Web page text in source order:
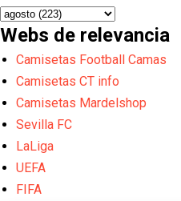
Webs de relevancia
Camisetas Football Camas
Camisetas CT info
Camisetas Mardelshop
Sevilla FC
LaLiga
UEFA
FIFA